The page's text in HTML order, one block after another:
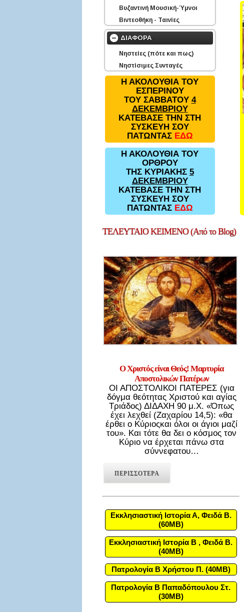
Βυζαντινή Μουσική-Ύμνοι
Βιντεοθήκη - Ταινίες
ΔΙΑΦΟΡΑ
Νηστείες (πότε και πως)
Νηστίσιμες Συνταγές
Η ΑΚΟΛΟΥΘΙΑ ΤΟΥ
ΕΣΠΕΡΙΝΟΥ
ΤΟΥ ΣΑΒΒΑΤΟΥ 4
ΔΕΚΕΜΒΡΙΟΥ
ΚΑΤΕΒΑΣΕ ΤΗΝ ΣΤΗ
ΣΥΣΚΕΥΗ ΣΟΥ
ΠΑΤΩΝΤΑΣ ΕΔΩ
Η ΑΚΟΛΟΥΘΙΑ ΤΟΥ
ΟΡΘΡΟΥ
ΤΗΣ ΚΥΡΙΑΚΗΣ 5
ΔΕΚΕΜΒΡΙΟΥ
ΚΑΤΕΒΑΣΕ ΤΗΝ ΣΤΗ
ΣΥΣΚΕΥΗ ΣΟΥ
ΠΑΤΩΝΤΑΣ ΕΔΩ
ΤΕΛΕΥΤΑΙΟΚΕΙΜΕΝΟ (Από το Blog)
Ο Χριστός είναι Θεός! Μαρτυρία
Αποστολικών Πατέρων
ΟΙ ΑΠΟΣΤΟΛΙΚΟΙ ΠΑΤΕΡΕΣ (για
δόγμα θεότητας Χριστού και αγίας
Τριάδος) ΔΙΔΑΧΗ 90 μ.Χ. «Όπως
έχει λεχθεί (Ζαχαρίου 14,5): «θα
έρθει ο Κύριοςκαι όλοι οι άγιοι μαζί
του». Και τότε θα δει ο κόσμος τον
Κύριο να έρχεται πάνω στα
σύννεφατου…
ΠΕΡΙΣΣΟΤΕΡΑ
Εκκλησιαστική Ιστορία Α, Φειδά Β.
(60MB)
Εκκλησιαστική Ιστορία Β , Φειδά Β.
(40MB)
Πατρολογία Β Χρήστου Π. (40MB)
Πατρολογία Β Παπαδόπουλου Στ.
(30MB)